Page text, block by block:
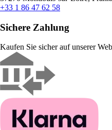
+33 1 86 47 62 58
Sichere Zahlung
Kaufen Sie sicher auf unserer